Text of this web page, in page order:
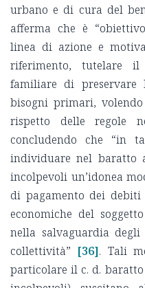
urbano e di cura del
afferma che è
linea di azione e
riferimento, tutelare
familiare di preservare
bisogni primari,
rispetto delle regole
concludendo che “in
individuare nel baratto
incolpevoli un’idonea
di pagamento dei
economiche del
nella salvaguardia
collettività” [36]. Tali
particolare il c. d.